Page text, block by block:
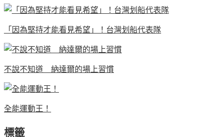
「因為堅持才能看見希望」！台灣划船代表隊
不說不知道 納達爾的場上習慣
全能運動王！
標籤